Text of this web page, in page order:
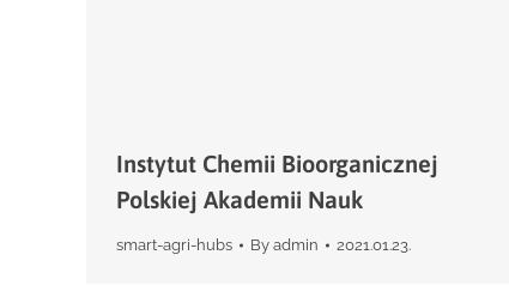
Instytut Chemii Bioorganicznej
Polskiej Akademii Nauk
smart-agri-hubs By admin 2021.01.23.